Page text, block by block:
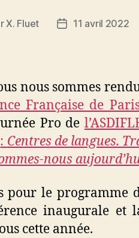
X. Fluet
Date11 avril 2022
nous sommes
Française de
Pro de
: Centres de langues.
nous
pour le programme
inaugurale et
cette année.